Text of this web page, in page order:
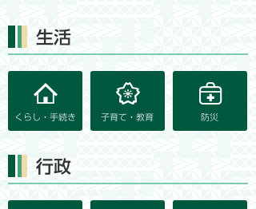
生活
くらし・手続き 子育て・教育 防災
行政